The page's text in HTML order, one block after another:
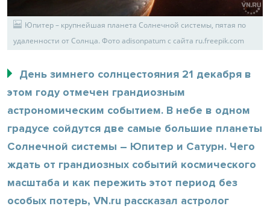
Юпитер – крупнейшая планета Солнечной системы, пятая по
удаленности от Солнца. Фото adisonpatum с сайта ru.freepik.com
День зимнего солнцестояния 21 декабря в
этом году отмечен грандиозным
астрономическим событием. В небе в одном
градусе сойдутся две самые большие планеты
Солнечной системы – Юпитер и Сатурн. Чего
ждать от грандиозных событий космического
масштаба и как пережить этот период без
особых потерь, VN.ru рассказал астролог